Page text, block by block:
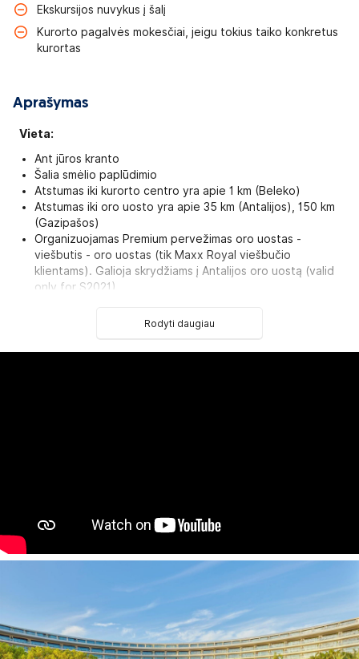
Ekskursijos nuvykus į šalį
Kurorto pagalvės mokesčiai, jeigu tokius taiko konkretus
kurortas
Aprašymas
Vieta:
Ant jūros kranto
Šalia smėlio paplūdimio
Atstumas iki kurorto centro yra apie 1 km (Beleko)
Atstumas iki oro uosto yra apie 35 km (Antalijos), 150 km
(Gazipašos)
Organizuojamas Premium pervežimas oro uostas -
viešbutis - oro uostas (tik Maxx Royal viešbučio
klientams). Galioja skrydžiams į Antalijos oro uostą (valid
only for S2021)
100 kv.m.)
asm., 140 kv.m.)
Roof Family Suite Sea View tipo kambarys (maks. 6+1
Laguna Dublex Suite tipo kambarys (maks. 6+1 asm., 135
kv.m.)
Royal Suite 1 Bedroom tipo kambarys (maks. 3+2 asm.,
100 kv.m.)
Rodyti daugiau